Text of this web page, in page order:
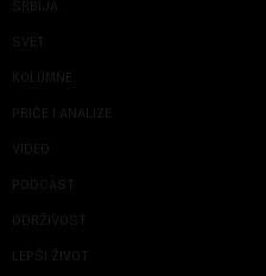
SRBIJA
SVET
KOLUMNE
PRIČE I ANALIZE
VIDEO
PODCAST
ODRŽIVOST
LEPŠI ŽIVOT